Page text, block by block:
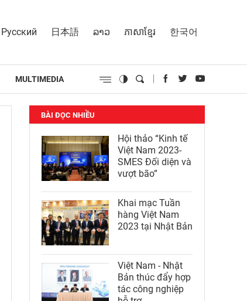
Русский 日本語 ລາວ ភាសាខ្មែរ 한국어
MULTIMEDIA
BÀI ĐỌC NHIỀU
Hội thảo “Kinh tế
Việt Nam 2023-
SMES Đối diện và
vượt bão”
Khai mạc Tuần
hàng Việt Nam
2023 tại Nhật Bản
Việt Nam - Nhật
Bản thúc đẩy hợp
tác công nghiệp